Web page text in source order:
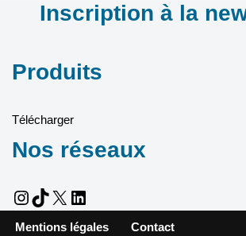
Inscription à la
Produits
Télécharger
Nos réseaux
Mentions légales Contact